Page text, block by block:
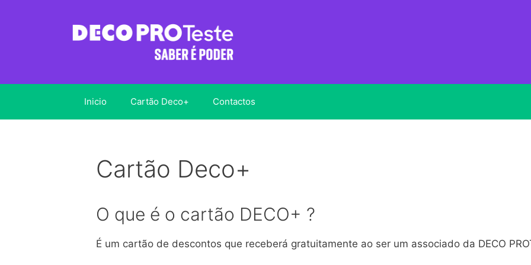
Inicio Cartão Deco+ Contactos
Cartão Deco+
O que é o cartão DECO+ ?
É um cartão de descontos que receberá gratuitamente ao ser um associado da DECO